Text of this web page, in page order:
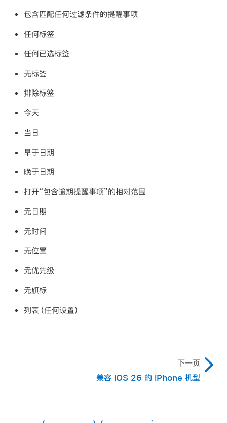
包含匹配任何过滤条件的提醒事项
任何标签
任何已选标签
无标签
排除标签
今天
当日
早于日期
晚于日期
打开“包含逾期提醒事项”的相对范围
无日期
无时间
无位置
无优先级
无旗标
列表（任何设置）
下一页
兼容 iOS 26 的 iPhone 机型